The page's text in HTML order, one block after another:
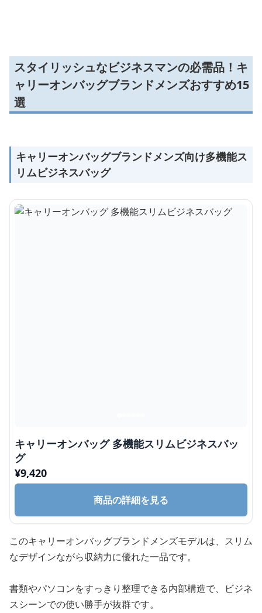
スタイリッシュなビジネスマンの必需品！キ
ャリーオンバッグブランドメンズおすすめ15
選
キャリーオンバッグブランドメンズ向け多機能ス
リムビジネスバッグ
キャリーオンバッグ 多機能スリムビジネスバッ
グ
¥9,420
商品の詳細を見る
このキャリーオンバッグブランドメンズモデルは、スリム
なデザインながら収納力に優れた一品です。
書類やパソコンをすっきり整理できる内部構造で、ビジネ
スシーンでの使い勝手が抜群です。